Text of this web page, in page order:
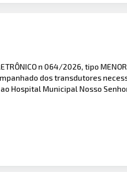
n 064/2026, tipo MENOR
dos transdutores
Hospital Municipal Nosso